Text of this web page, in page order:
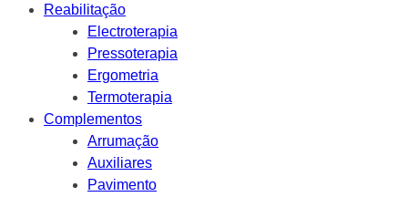
Reabilitação
Electroterapia
Pressoterapia
Ergometria
Termoterapia
Complementos
Arrumação
Auxiliares
Pavimento